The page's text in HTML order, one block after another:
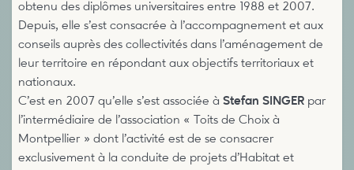
obtenu des diplômes universitaires entre 1988 et 2007.
Depuis, elle s’est consacrée à l’accompagnement et aux
conseils auprès des collectivités dans l’aménagement de
leur territoire en répondant aux objectifs territoriaux et
nationaux.
C’est en 2007 qu’elle s’est associée à Stefan SINGER par
l’intermédiaire de l’association « Toits de Choix à
Montpellier » dont l’activité est de se consacrer
exclusivement à la conduite de projets d’Habitat et